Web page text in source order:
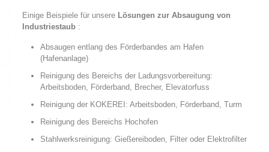
Einige Beispiele für unsere Lösungen zur Absaugung von
Industriestaub:
Absaugen entlang des Förderbandes am Hafen
(Hafenanlage)
Reinigung des Bereichs der Ladungsvorbereitung:
Arbeitsboden, Förderband, Brecher, Elevatorfuss
Reinigung der KOKEREI: Arbeitsboden, Förderband, Turm
Reinigung des Bereichs Hochofen
Stahlwerksreinigung: Gießereiboden, Filter oder Elektrofilter